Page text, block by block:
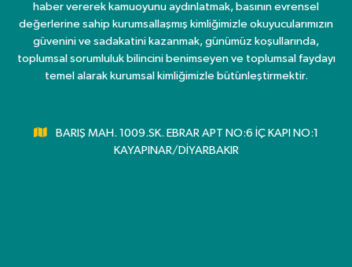
haber vererek kamuoyunu aydınlatmak, basının evrensel
değerlerine sahip kurumsallaşmış kimliğimizle okuyucularımızın
güvenini ve sadakatini kazanmak, günümüz koşullarında,
toplumsal sorumluluk bilincini benimseyen ve toplumsal faydayı
temel alarak kurumsal kimliğimizle bütünleştirmektir.
BARIŞ MAH. 1009.SK. EBRAR APT NO:6 İÇ KAPI NO:1
KAYAPINAR/DİYARBAKIR